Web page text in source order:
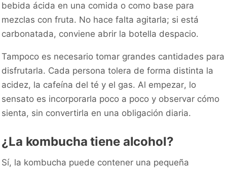
bebida ácida en una comida o como base para
mezclas con fruta. No hace falta agitarla; si está
carbonatada, conviene abrir la botella despacio.
Tampoco es necesario tomar grandes cantidades para
disfrutarla. Cada persona tolera de forma distinta la
acidez, la cafeína del té y el gas. Al empezar, lo
sensato es incorporarla poco a poco y observar cómo
sienta, sin convertirla en una obligación diaria.
¿La kombucha tiene alcohol?
Sí, la kombucha puede contener una pequeña